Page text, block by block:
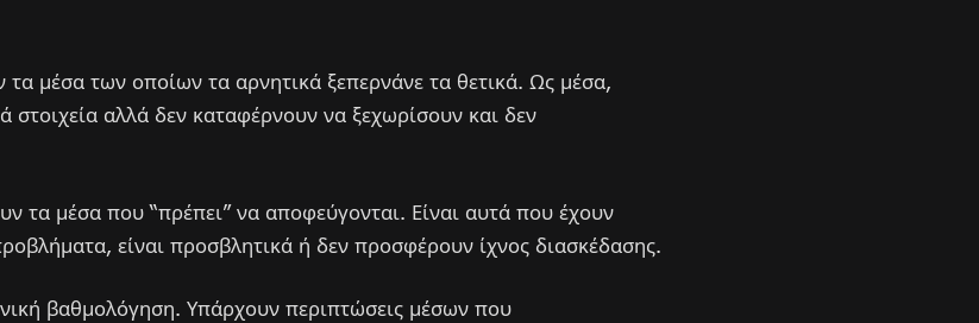
μέσα των οποίων τα αρνητικά ξεπερνάνε τα θετικά. Ως μέσα,
στοιχεία αλλά δεν καταφέρνουν να ξεχωρίσουν και δεν
τα μέσα που “πρέπει” να αποφεύγονται. Είναι αυτά που έχουν
είναι προσβλητικά ή δεν προσφέρουν ίχνος διασκέδασης.
βαθμολόγηση. Υπάρχουν περιπτώσεις μέσων που